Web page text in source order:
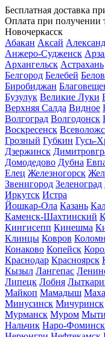
Бесплатная доставка
Оплата при получении
Новочеркасск
Абакан Аксай
Анжеро-Судженск
Архангельск Астрахань
Белгород Белебей
Биробиджан
Бузулук Великие Луки
Верхняя Салда Видное
Волгоград Волгодонск
Воскресенск
Грозный Губкин Гусь-
Дзержинск
Домодедово Дубна
Елец Железногорск
Звенигород Зеленоград
Иркутск Истра
Йошкар-Ола Казань
Каменск-Шахтинский
Кингисепп Кинешма
Клинцы Ковров
Конаково Копейск
Краснодар Красноярск
Кызыл Лангепас
Липецк Лобня
Майкоп Мамадыш
Минусинск Мичуринск
Мурманск Муром
Нальчик Наро-Фоминск